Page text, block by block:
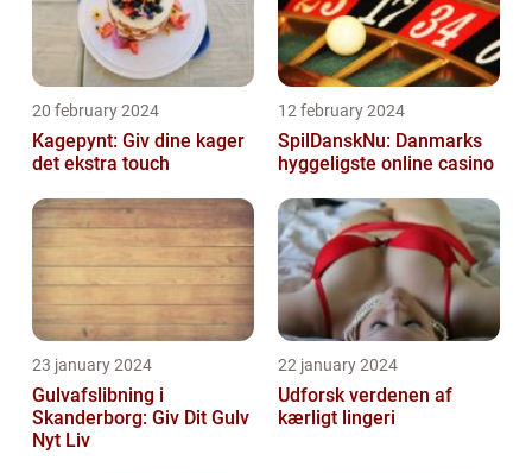
20 february 2024
Kagepynt: Giv dine kager
det ekstra touch
12 february 2024
SpilDanskNu: Danmarks
hyggeligste online casino
23 january 2024
Gulvafslibning i
Skanderborg: Giv Dit Gulv
Nyt Liv
22 january 2024
Udforsk verdenen af
kærligt lingeri